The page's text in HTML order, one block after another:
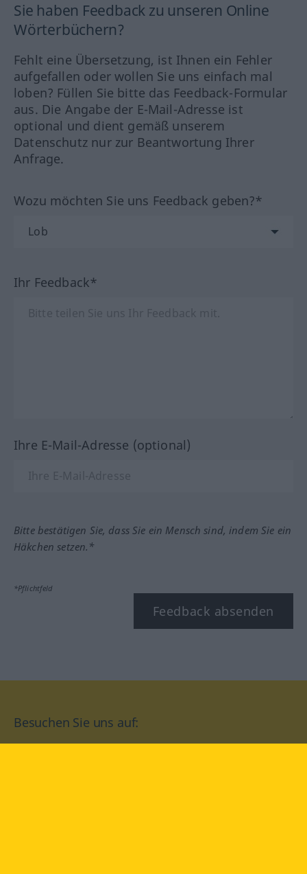
Sie haben Feedback zu unseren Online
Wörterbüchern?
Fehlt eine Übersetzung, ist Ihnen ein Fehler
aufgefallen oder wollen Sie uns einfach mal
loben? Füllen Sie bitte das Feedback-Formular
aus. Die Angabe der E-Mail-Adresse ist
optional und dient gemäß unserem
Datenschutz nur zur Beantwortung Ihrer
Anfrage.
Wozu möchten Sie uns Feedback geben?*
Ihr Feedback*
Ihre E-Mail-Adresse (optional)
Bitte bestätigen Sie, dass Sie ein Mensch sind, indem Sie ein
Häkchen setzen.*
*Pflichtfeld
Feedback absenden
Besuchen Sie uns auf: